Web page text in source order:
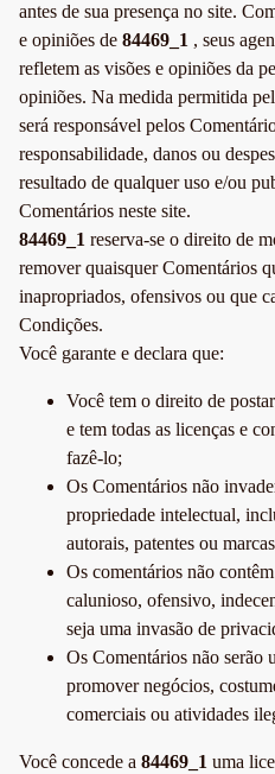
antes de sua presença no site.
e opiniões de 84469_1 , seus
refletem as visões e opiniões da
opiniões. Na medida permitida
será responsável pelos
responsabilidade, danos ou
resultado de qualquer uso e/ou
Comentários neste site.
84469_1 reserva-se o direito de
remover quaisquer Comentários
inapropriados, ofensivos ou que
Condições.
Você garante e declara que:
Você tem o direito de
e tem todas as licenças e
fazê-lo;
Os Comentários não
propriedade intelectual,
autorais, patentes ou
Os comentários não
calunioso, ofensivo,
seja uma invasão de
Os Comentários não serão
promover negócios,
comerciais ou atividades
Você concede a 84469_1 uma